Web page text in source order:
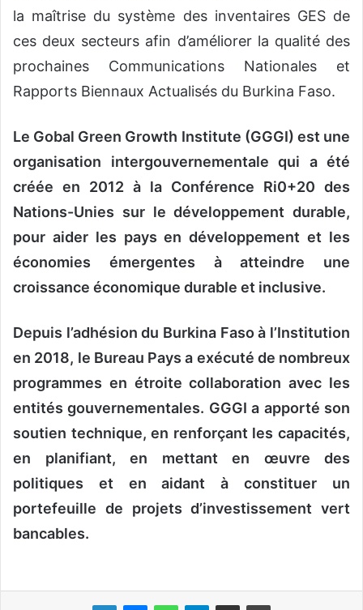
la maîtrise du système des inventaires GES de
ces deux secteurs afin d’améliorer la qualité des
prochaines Communications Nationales et
Rapports Biennaux Actualisés du Burkina Faso.
Le Gobal Green Growth Institute (GGGI) est une
organisation intergouvernementale qui a été
créée en 2012 à la Conférence Ri0+20 des
Nations-Unies sur le développement durable,
pour aider les pays en développement et les
économies émergentes à atteindre une
croissance économique durable et inclusive.
Depuis l’adhésion du Burkina Faso à l’Institution
en 2018, le Bureau Pays a exécuté de nombreux
programmes en étroite collaboration avec les
entités gouvernementales. GGGI a apporté son
soutien technique, en renforçant les capacités,
en planifiant, en mettant en œuvre des
politiques et en aidant à constituer un
portefeuille de projets d’investissement vert
bancables.